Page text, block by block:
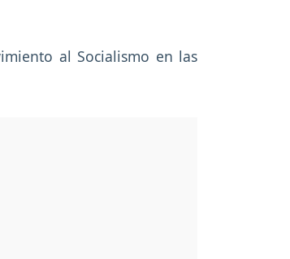
al Socialismo en las